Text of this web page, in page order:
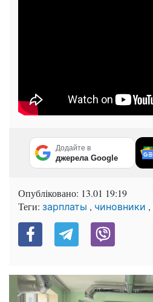
Додайте в
джерела Google
Опубліковано: 13.01 19:19
Теги: зарплаты , чиновники ,